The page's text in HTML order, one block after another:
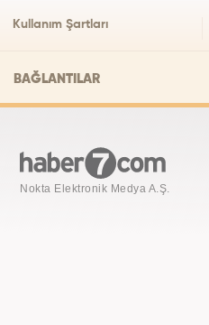
Kullanım Şartları
BAĞLANTILAR
Nokta Elektronik Medya A.Ş.